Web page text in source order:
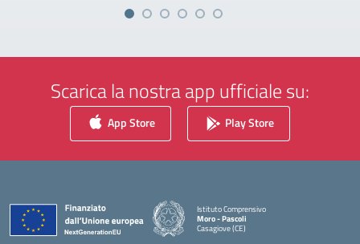
Scarica la nostra app ufficiale su:
App Store Play Store
Istituto Comprensivo
Moro - Pascoli
Casagiove (CE)
— Visita la pagina iniziale della scuola